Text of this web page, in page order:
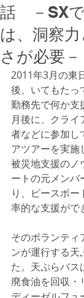
話 －SX
は、洞察
さが必要－
2011年3月の東
後、いてもたっ
勤務先で何か支
月後に、クライ
者などに参加し
アツアーを実施
被災地支援のノ
ートの元メンバ
り、ピースボ
率的な支援がで
そのボランティ
ンが運行する天
た。天ぷらバス
廃食油を回収・